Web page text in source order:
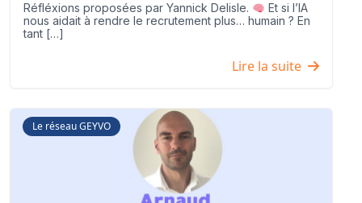
Réfléxions proposées par Yannick Delisle.
Et si l’IA
nous aidait à rendre le recrutement plus… humain ? En
tant […]
Lire la suite
Le réseau GEYVO